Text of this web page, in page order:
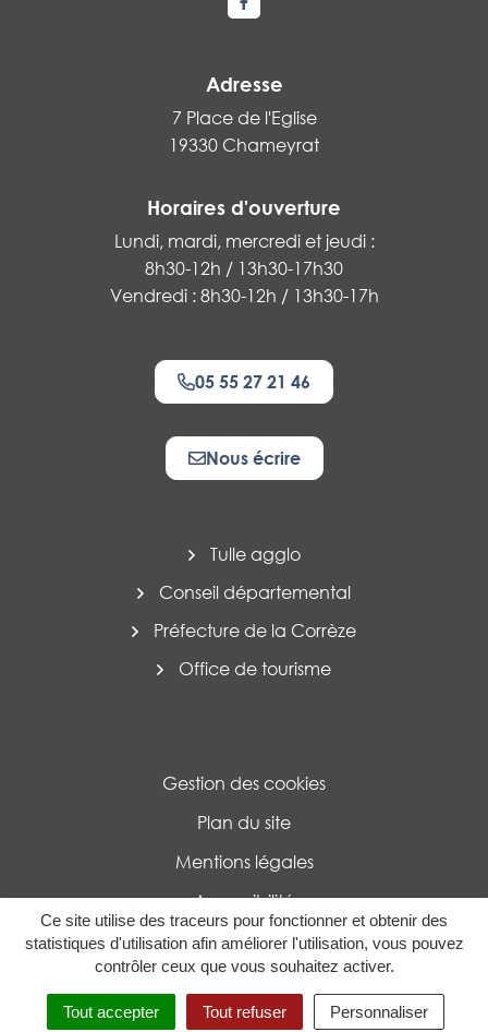
Ce site utilise des traceurs pour fonctionner et obtenir des
statistiques d'utilisation afin améliorer l'utilisation, vous pouvez
contrôler ceux que vous souhaitez activer.
Tout accepter Tout refuser Personnaliser
MENU RECHERCHE
Lien vers le compte Facebook
Adresse
7 Place de l'Eglise
19330 Chameyrat
Horaires d'ouverture
Lundi, mardi, mercredi et jeudi :
8h30-12h / 13h30-17h30
Vendredi : 8h30-12h / 13h30-17h
05 55 27 21 46
Nous écrire
Tulle agglo
Conseil départemental
Préfecture de la Corrèze
Office de tourisme
Gestion des cookies
Plan du site
Mentions légales
Accessibilité
Politique de confidentialité